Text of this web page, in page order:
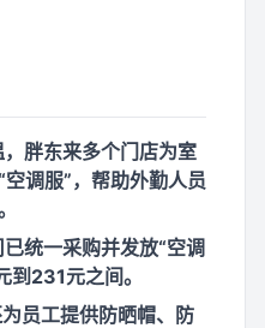
胖东来多个门店为室
调服”，帮助外勤人员
统一采购并发放“空调
到231元之间。
员工提供防晒帽、防